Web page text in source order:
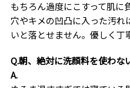
もちろん過度にこすって肌に
穴やキメの凹凸に入った汚
いと落とせません。優しく丁
Q.朝、絶対に洗顔料を使わな
A.